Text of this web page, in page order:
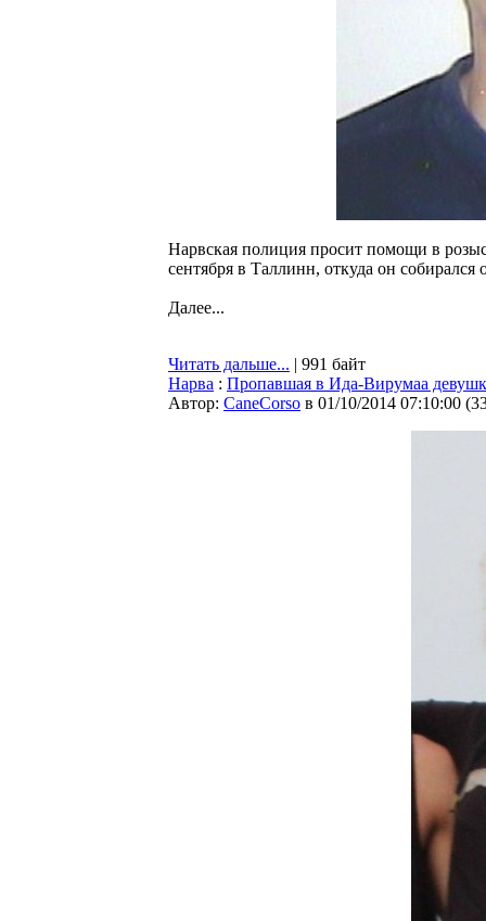
Нарвская полиция просит помощи в
сентября в Таллинн, откуда он
Далее...
Читать дальше... | 991 байт
Нарва : Пропавшая в Ида-Вирумаа
Автор: CaneCorso в 01/10/2014 07:10:00 (